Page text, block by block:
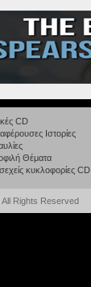
CD
Ιστορίες
Θέματα
κυκλοφορίες CD
Rights Reserved